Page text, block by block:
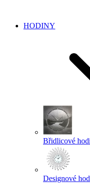
HODINY
Břidlicové
Designové